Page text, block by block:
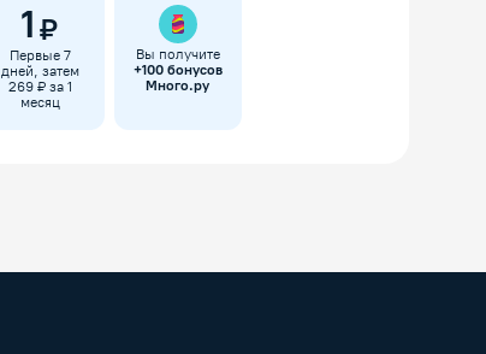
1 ₽
Первые 7
дней, затем
269 ₽ за 1
месяц
Вы получите
+100бонусов
Много.ру